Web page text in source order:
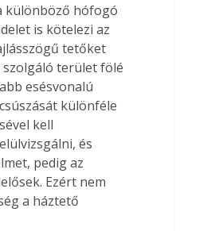
különböző hófogó
is kötelezi az
tetőket
terület fölé
esésvonalú
különféle
kell
és
pedig az
Ezért nem
a háztető